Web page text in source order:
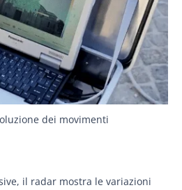
dei movimenti
il radar mostra le variazioni